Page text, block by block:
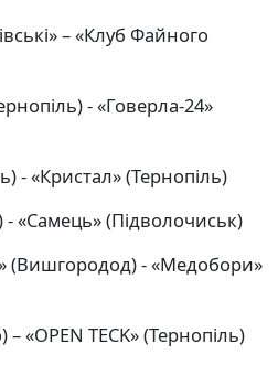
– «Клуб Файного
- «Говерла-24»
- «Кристал» (Тернопіль)
- «Самець» (Підволочиськ)
(Вишгородод) - «Медобори»
«OPEN TECK» (Тернопіль)